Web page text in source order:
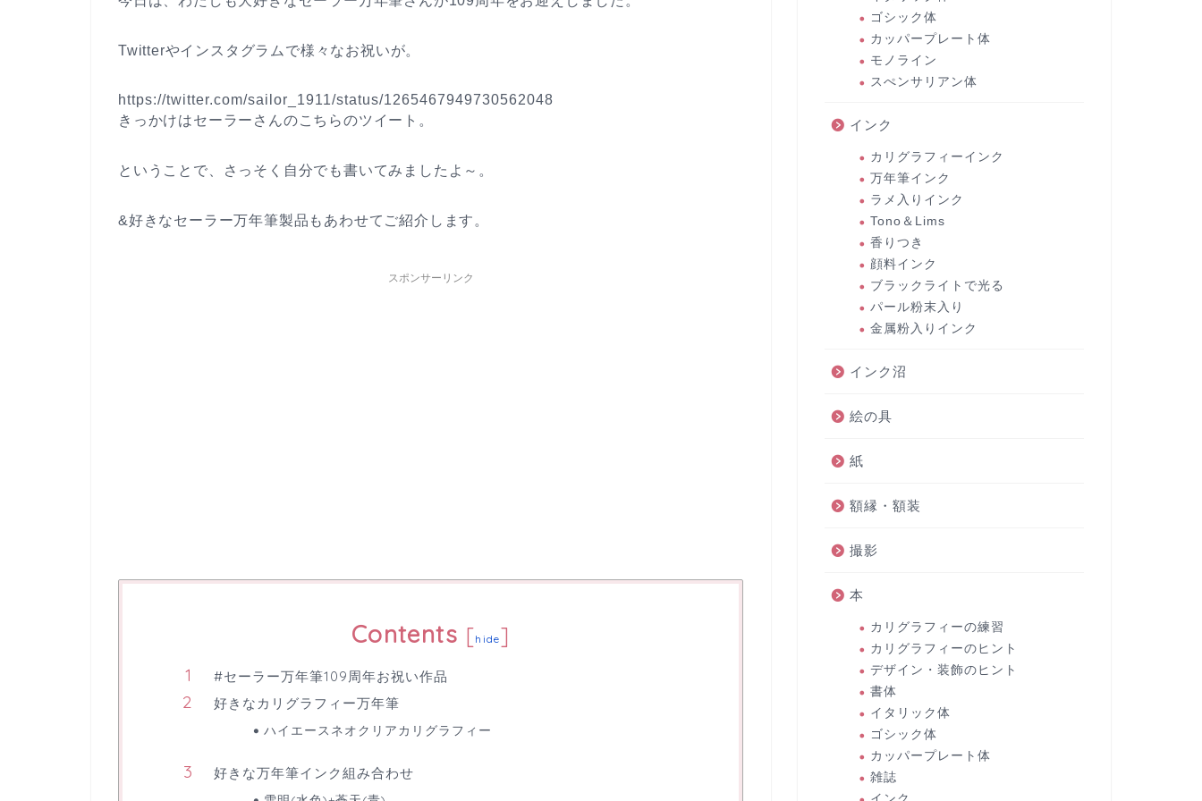
Twitterやインスタグラムで様々なお祝いが。
https://twitter.com/sailor_1911/status/1265467949730562048
きっかけはセーラーさんのこちらのツイート。
ということで、さっそく自分でも書いてみましたよ～。
&好きなセーラー万年筆製品もあわせてご紹介します。
スポンサーリンク
Contents [hide]
#セーラー万年筆109周年お祝い作品
好きなカリグラフィー万年筆
ハイエースネオクリアカリグラフィー
好きな万年筆インク組み合わせ
ゴシック体
カッパープレート体
モノライン
スぺンサリアン体
インク
カリグラフィーインク
万年筆インク
ラメ入りインク
Tono＆Lims
香りつき
顔料インク
ブラックライトで光る
パール粉末入り
金属粉入りインク
インク沼
絵の具
紙
額縁・額装
撮影
本
カリグラフィーの練習
カリグラフィーのヒント
デザイン・装飾のヒント
書体
イタリック体
ゴシック体
カッパープレート体
雑誌